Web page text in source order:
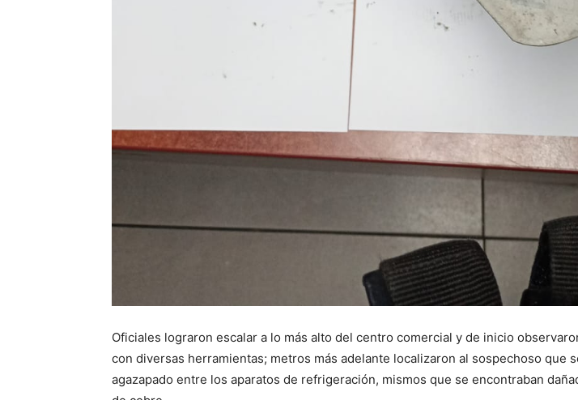
Oficiales lograron escalar a lo más alto del centro comercial y de inicio
con diversas herramientas; metros más adelante localizaron al sospechoso que
agazapado entre los aparatos de refrigeración, mismos que se encontraban